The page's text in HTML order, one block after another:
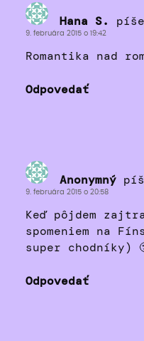
Hana S.
9. februára 2015 o 19:42
Romantika nad
Odpovedať
Anonymný
9. februára 2015 o 20:58
Keď pôjdem
spomeniem na
super chodníky)
Odpovedať